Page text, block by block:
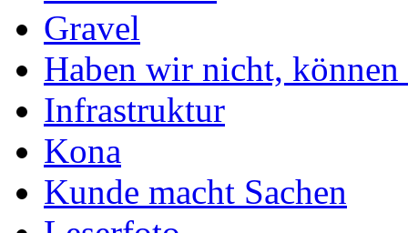
Gravel
Haben wir nicht,
Infrastruktur
Kona
Kunde macht Sachen